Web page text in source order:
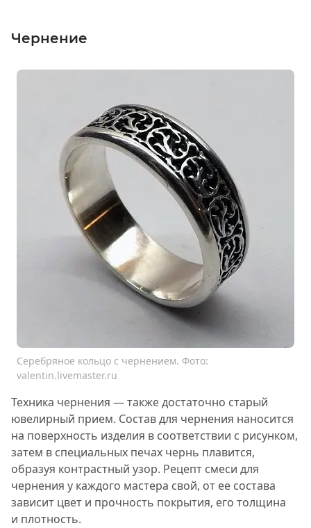
Чернение
Серебряное кольцо с чернением. Фото:
valentin.livemaster.ru
Техника чернения — также достаточно старый
ювелирный прием. Состав для чернения наносится
на поверхность изделия в соответствии с рисунком,
затем в специальных печах чернь плавится,
образуя контрастный узор. Рецепт смеси для
чернения у каждого мастера свой, от ее состава
зависит цвет и прочность покрытия, его толщина
и плотность.